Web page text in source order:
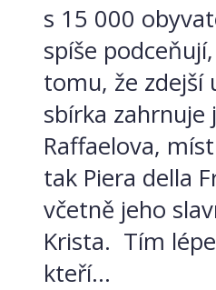
s 15 000
spíše
tomu, že zdejší
sbírka zahrnuje
Raffaelova,
tak Piera della
včetně jeho
Krista. Tím
kteří...